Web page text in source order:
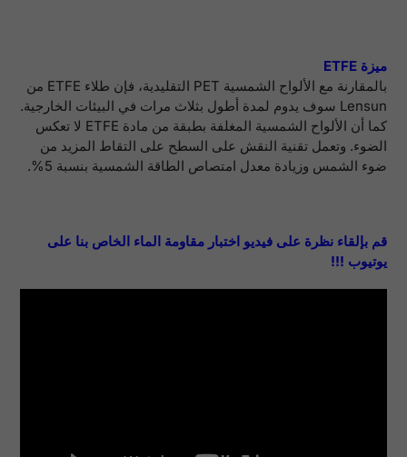
ميزة ETFE
بالمقارنة مع الألواح الشمسية PET التقليدية، فإن طلاء ETFE من
Lensun سوف يدوم لمدة أطول بثلاث مرات في البيئات الخارجية.
كما أن الألواح الشمسية المغلفة بطبقة من مادة ETFE لا تعكس
الضوء. وتعمل تقنية النقش على السطح على التقاط المزيد من
ضوء الشمس وزيادة معدل امتصاص الطاقة الشمسية بنسبة 5%.
قم بإلقاء نظرة على فيديو اختبار مقاومة الماء الخاص بنا على
يوتيوب !!!